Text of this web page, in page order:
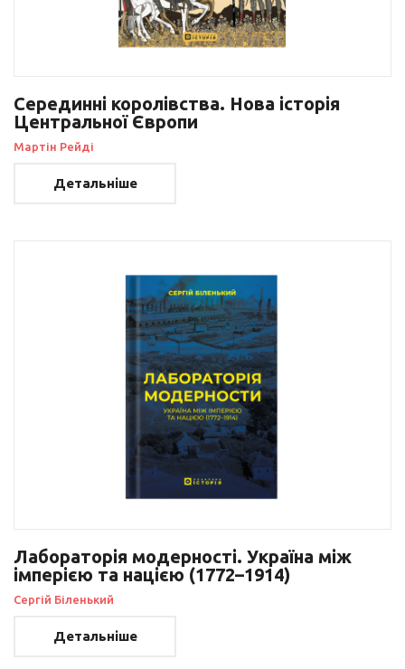
Серединні королівства. Нова історія
Центральної Європи
Мартін Рейді
Детальніше
Лабораторія модерності. Україна між
імперією та нацією (1772–1914)
Сергій Біленький
Детальніше